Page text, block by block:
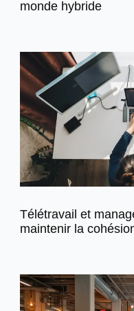
monde hybride
Télétravail et
maintenir la